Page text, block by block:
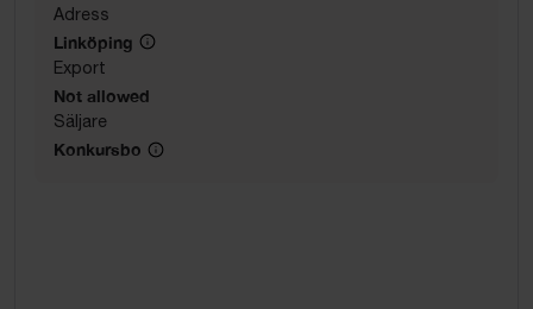
Adress
Linköping
Export
Not allowed
Säljare
Konkursbo